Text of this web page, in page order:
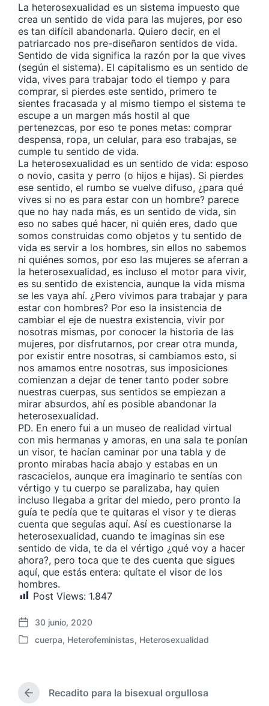
La heterosexualidad es un sistema impuesto que
crea un sentido de vida para las mujeres, por eso
es tan difícil abandonarla. Quiero decir, en el
patriarcado nos pre-diseñaron sentidos de vida.
Sentido de vida significa la razón por la que vives
(según el sistema). El capitalismo es un sentido de
vida, vives para trabajar todo el tiempo y para
comprar, si pierdes este sentido, primero te
sientes fracasada y al mismo tiempo el sistema te
escupe a un margen más hostil al que
pertenezcas, por eso te pones metas: comprar
despensa, ropa, un celular, para eso trabajas, se
cumple tu sentido de vida.
La heterosexualidad es un sentido de vida: esposo
o novio, casita y perro (o hijos e hijas). Si pierdes
ese sentido, el rumbo se vuelve difuso, ¿para qué
vives si no es para estar con un hombre? parece
que no hay nada más, es un sentido de vida, sin
eso no sabes qué hacer, ni quién eres, dado que
somos construidas como objetos y tu sentido de
vida es servir a los hombres, sin ellos no sabemos
ni quiénes somos, por eso las mujeres se aferran a
la heterosexualidad, es incluso el motor para vivir,
es su sentido de existencia, aunque la vida misma
se les vaya ahí. ¿Pero vivimos para trabajar y para
estar con hombres? Por eso la insistencia de
cambiar el eje de nuestra existencia, vivir por
nosotras mismas, por conocer la historia de las
mujeres, por disfrutarnos, por crear otra munda,
por existir entre nosotras, si cambiamos esto, si
nos amamos entre nosotras, sus imposiciones
comienzan a dejar de tener tanto poder sobre
nuestras cuerpas, sus sentidos se empiezan a
mirar absurdos, ahí es posible abandonar la
heterosexualidad.
PD. En enero fui a un museo de realidad virtual
con mis hermanas y amoras, en una sala te ponían
un visor, te hacían caminar por una tabla y de
pronto mirabas hacia abajo y estabas en un
rascacielos, aunque era imaginario te sentías con
vértigo y tu cuerpo se paralizaba, hay quien
incluso llegaba a gritar del miedo, pero pronto la
guía te pedía que te quitaras el visor y te dieras
cuenta que seguías aquí. Así es cuestionarse la
heterosexualidad, cuando te imaginas sin ese
sentido de vida, te da el vértigo ¿qué voy a hacer
ahora?, pero toca que te des cuenta que sigues
aquí, que estás entera: quítate el visor de los
hombres.
Post Views: 1.847
F
e
p
30 junio, 2020
P
i
cuerpa, Heterofeministas, Heterosexualidad
E
Recadito para la bisexual orgullosa